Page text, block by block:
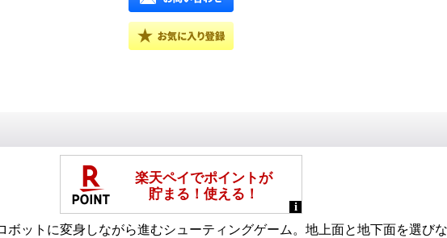
ットに変身しながら進むシューティングゲーム。地上面と地下面を選び